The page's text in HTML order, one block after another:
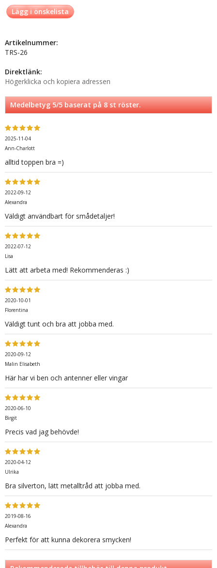
Lägg i önskelista
Artikelnummer:
TRS-26
Direktlänk:
Högerklicka och kopiera adressen
Medelbetyg5/5 baserat på8st röster.
2025-11-04
Ann-Charlott
alltid toppen bra =)
2022-09-12
Alexandra
Väldigt användbart för smådetaljer!
2022-07-12
Lisa
Lätt att arbeta med! Rekommenderas :)
2020-10-01
Florentina
Väldigt tunt och bra att jobba med.
2020-09-12
Malin Elisabeth
Här har vi ben och antenner eller vingar
2020-06-10
Birgit
Precis vad jag behövde!
2020-04-12
Ulrika
Bra silverton, lätt metalltråd att jobba med.
2019-08-16
Alexandra
Perfekt för att kunna dekorera smycken!